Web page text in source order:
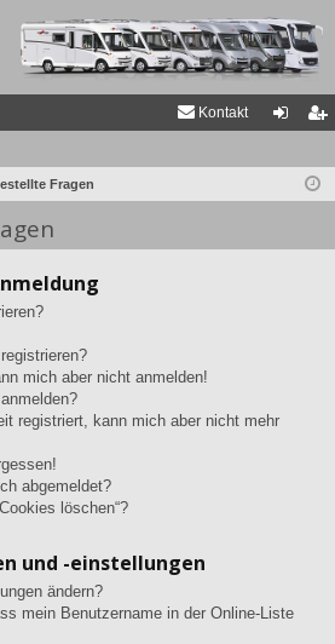
Kontakt
ist
Fragen
mich aber nicht anmelden!
registriert, kann mich aber nicht mehr
abgemeldet?
löschen“?
und -einstellungen
ändern?
mein Benutzername in der Online-Liste